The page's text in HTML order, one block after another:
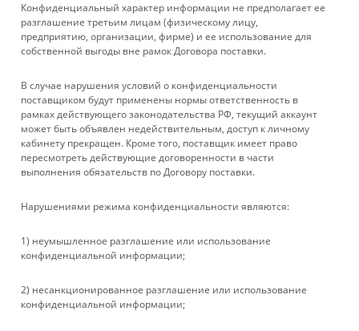
УСЛУГИ
БРЕНДЫ
КОМПАНИЯ
ИНФОРМАЦИЯ
ПОМОЩЬ
+ 7 861 272-88-88
company@rebase-union.ru
г. Краснодар, ул. Рашпилевская, д. 121
Конфиденциальный характер информации не предполагает ее
разглашение третьим лицам (физическому лицу,
предприятию, организации, фирме) и ее использование для
собственной выгоды вне рамок Договора поставки.
В случае нарушения условий о конфиденциальности
поставщиком будут применены нормы ответственность в
рамках действующего законодательства РФ, текущий аккаунт
может быть объявлен недействительным, доступ к личному
кабинету прекращен. Кроме того, поставщик имеет право
пересмотреть действующие договоренности в части
выполнения обязательств по Договору поставки.
Нарушениями режима конфиденциальности являются:
1) неумышленное разглашение или использование
конфиденциальной информации;
2) несанкционированное разглашение или использование
конфиденциальной информации;